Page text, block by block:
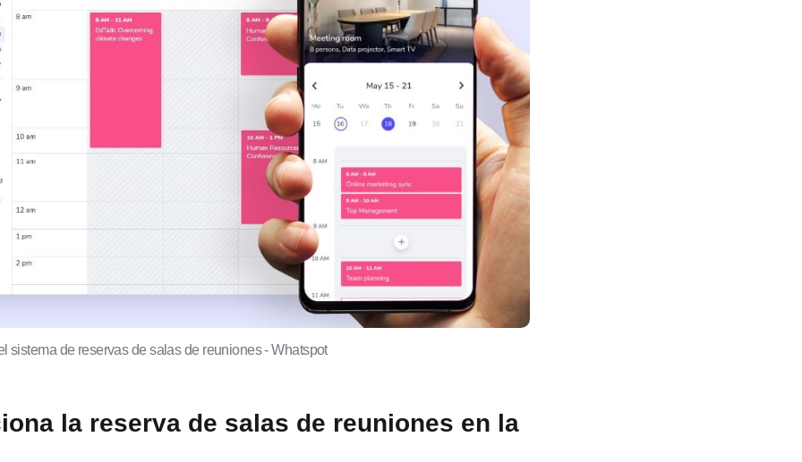
sistema de reservas de salas de reuniones - Whatspot
la reserva de salas de reuniones en la